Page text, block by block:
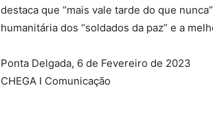
destaca que “mais vale tarde do que
humanitária dos “soldados da paz” e a
Ponta Delgada, 6 de Fevereiro de 2023
CHEGA I Comunicação